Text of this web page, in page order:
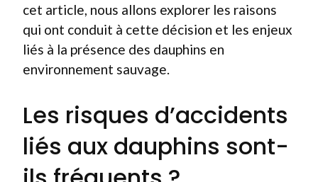
cet article, nous allons explorer les raisons
qui ont conduit à cette décision et les enjeux
liés à la présence des dauphins en
environnement sauvage.
Les risques d’accidents
liés aux dauphins sont-